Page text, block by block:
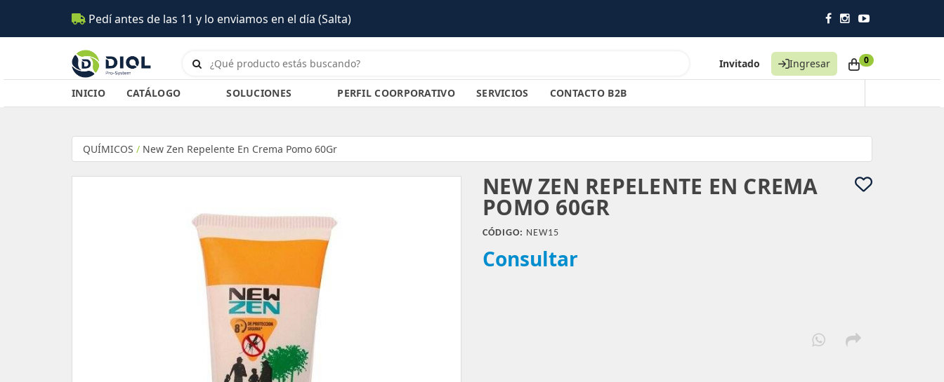
de las 11 y lo enviamos en el día (Salta)
Invitado Ingresar 0
INICIO CATÁLOGO SOLUCIONES PERFIL COORPORATIVO SERVICIOS CONTACTO B2B
QUÍMICOS / New Zen Repelente En Crema Pomo 60Gr
NEW ZEN REPELENTE EN CREMA
POMO 60GR
CÓDIGO: NEW15
Consultar